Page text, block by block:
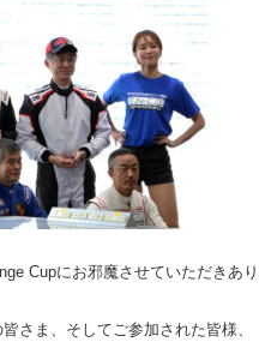
Cupにお邪魔させていただきあ
さま、そしてご参加された皆様、